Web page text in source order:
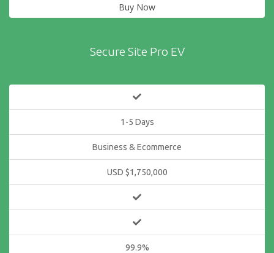
Buy Now
Secure Site Pro EV
1-5 Days
Business & Ecommerce
USD $1,750,000
99.9%